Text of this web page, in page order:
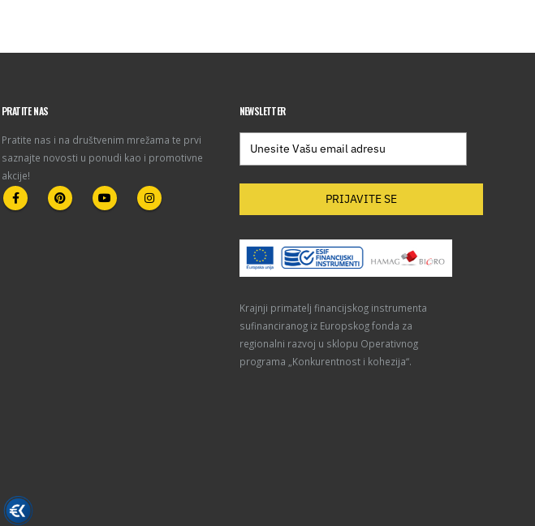
PRATITE NAS
Pratite nas i na društvenim mrežama te prvi
saznajte novosti u ponudi kao i promotivne
akcije!
NEWSLETTER
PRIJAVITE SE
Krajnji primatelj financijskog instrumenta
sufinanciranog iz Europskog fonda za
regionalni razvoj u sklopu Operativnog
programa „Konkurentnost i kohezija“.